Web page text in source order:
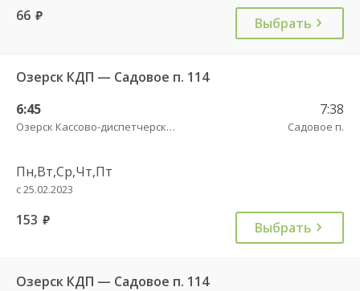
66 руб. Выбрать
Озерск КДП — Садовое п. 114
6:45
Озерск Кассово-диспетчерский пункт
7:38
Садовое п.
Пн,Вт,Ср,Чт,Пт
с 25.02.2023
153 руб. Выбрать
Озерск КДП — Садовое п. 114